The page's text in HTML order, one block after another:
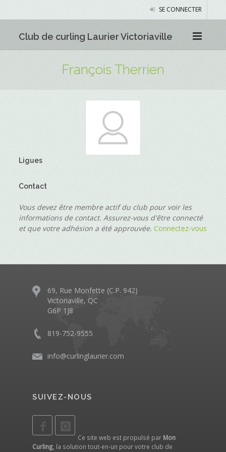
SE CONNECTER
Club de curling Laurier Victoriaville
François Therrien
Ligues
Contact
Vous devez être membre actif du club pour voir les
informations de contact. Assurez-vous d'être connecté
et que votre adhésion a été approuvée. Connectez-vous
69, Rue Monfette (C.P. 942)
Victoriaville, QC
G6P 1J8
819-752-9555
info@curlinglaurier.com
SUIVEZ-NOUS
Ce site web est propulsé par Mon
Curling , la solution tout-en-un pour votre club de